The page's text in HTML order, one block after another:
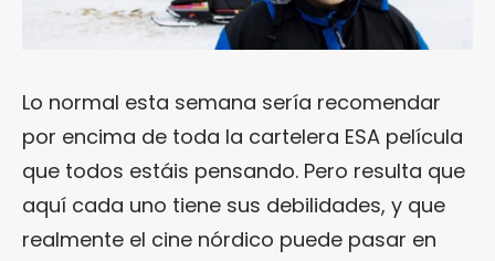
Lo normal esta semana sería recomendar
por encima de toda la cartelera ESA película
que todos estáis pensando. Pero resulta que
aquí cada uno tiene sus debilidades, y que
realmente el cine nórdico puede pasar en